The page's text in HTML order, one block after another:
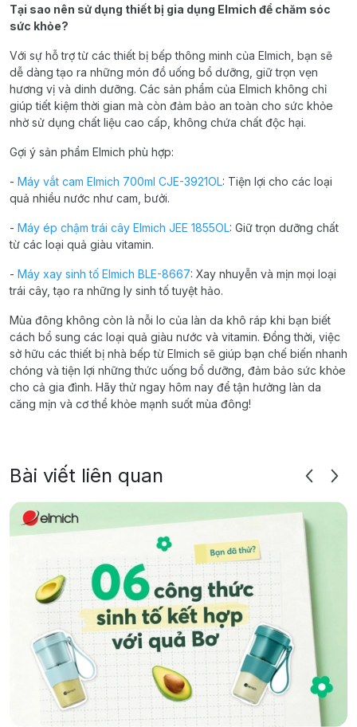
Tại sao nên sử dụng thiết bị gia dụng Elmich để chăm sóc
sức khỏe?
Với sự hỗ trợ từ các thiết bị bếp thông minh của Elmich, bạn sẽ
dễ dàng tạo ra những món đồ uống bổ dưỡng, giữ trọn vẹn
hương vị và dinh dưỡng. Các sản phẩm của Elmich không chỉ
giúp tiết kiệm thời gian mà còn đảm bảo an toàn cho sức khỏe
nhờ sử dụng chất liệu cao cấp, không chứa chất độc hại.
Gợi ý sản phẩm Elmich phù hợp:
- Máy vắt cam Elmich 700ml CJE-3921OL: Tiện lợi cho các loại
quả nhiều nước như cam, bưởi.
- Máy ép chậm trái cây Elmich JEE 1855OL: Giữ trọn dưỡng chất
từ các loại quả giàu vitamin.
- Máy xay sinh tố Elmich BLE-8667: Xay nhuyễn và mịn mọi loại
trái cây, tạo ra những ly sinh tố tuyệt hảo.
Mùa đông không còn là nỗi lo của làn da khô ráp khi bạn biết
cách bổ sung các loại quả giàu nước và vitamin. Đồng thời, việc
sở hữu các thiết bị nhà bếp từ Elmich sẽ giúp bạn chế biến nhanh
chóng và tiện lợi những thức uống bổ dưỡng, đảm bảo sức khỏe
cho cả gia đình. Hãy thử ngay hôm nay để tận hưởng làn da
căng mịn và cơ thể khỏe mạnh suốt mùa đông!
Bài viết liên quan